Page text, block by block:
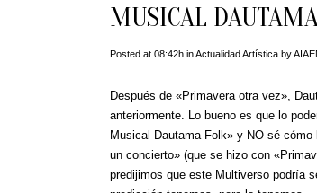
MUSICAL
Posted at 08:42h inActualidad Artística by
Después de «Primavera otra vez»,
anteriormente. Lo bueno es que lo
Musical Dautama Folk» y NO sé
un concierto» (que se hizo con
predijimos que este Multiverso podría